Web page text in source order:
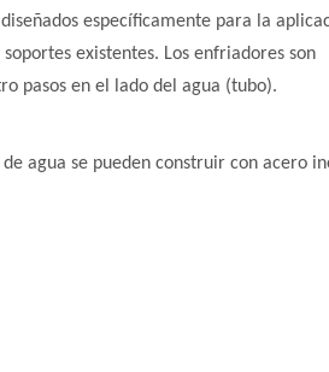
específicamente para la
existentes. Los enfriadores son
pasos en el lado del agua (tubo).
agua se pueden construir con acero